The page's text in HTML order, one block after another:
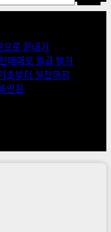
으로 끝내기
매매로 월급 벌기
초부터 실전까지
인원